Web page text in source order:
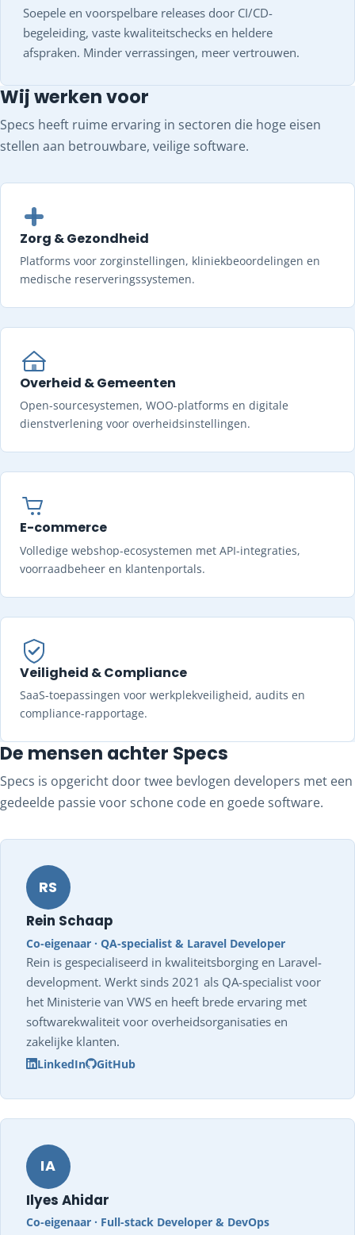
Soepele en voorspelbare releases door CI/CD-
begeleiding, vaste kwaliteitschecks en heldere
afspraken. Minder verrassingen, meer vertrouwen.
Wij werken voor
Specs heeft ruime ervaring in sectoren die hoge eisen
stellen aan betrouwbare, veilige software.
Zorg & Gezondheid
Platforms voor zorginstellingen, kliniekbeoordelingen en
medische reserveringssystemen.
Overheid & Gemeenten
Open-sourcesystemen, WOO-platforms en digitale
dienstverlening voor overheidsinstellingen.
E-commerce
Volledige webshop-ecosystemen met API-integraties,
voorraadbeheer en klantenportals.
Veiligheid & Compliance
SaaS-toepassingen voor werkplekveiligheid, audits en
compliance-rapportage.
De mensen achter Specs
Specs is opgericht door twee bevlogen developers met een
gedeelde passie voor schone code en goede software.
RS
Rein Schaap
Co-eigenaar · QA-specialist & Laravel Developer
Rein is gespecialiseerd in kwaliteitsborging en Laravel-
development. Werkt sinds 2021 als QA-specialist voor
het Ministerie van VWS en heeft brede ervaring met
softwarekwaliteit voor overheidsorganisaties en
zakelijke klanten.
LinkedIn GitHub
IA
Ilyes Ahidar
Co-eigenaar · Full-stack Developer & DevOps